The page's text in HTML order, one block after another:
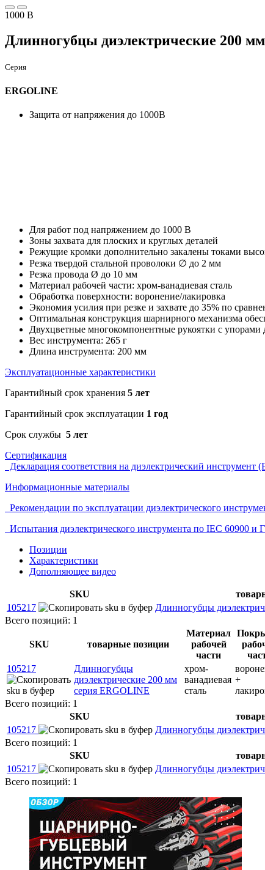
1000 В
Длинногубцы диэлектрические 200 мм
Серия
ERGOLINE
Защита от напряжения до 1000В
Для работ под напряжением до 1000 В
Зоны захвата для плоских и круглых деталей
Режущие кромки дополнительно закалены токами
Резка твердой стальной проволоки ∅ до 2 мм
Резка провода Ø до 10 мм
Материал рабочей части: хром-ванадиевая сталь
Обработка поверхности: воронение/лакировка
Экономия усилия при резке и захвате до 35% по
Оптимальная конструкция шарнирного механизма
Двухцветные многокомпонентные рукоятки с упорами
Вес инструмента: 265 г
Длина инструмента: 200 мм
Эксплуатационные характеристики
Гарантийный срок хранения 5 лет
Гарантийный срок эксплуатации 1 год
Срок службы 5 лет
Сертификация
Декларация соответствия на диэлектрический инструмент
Информационные материалы
Рекомендации по эксплуатации диэлектрического
Испытания диэлектрического инструмента по IEC 60900 и
Позиции
Характеристики
Дополняющее видео
SKU
105217
Длинногубцы
Всего позиций: 1
SKU товарные позиции
Материал
рабочей
части
105217
Длинногубцы
диэлектрические 200 мм
серия ERGOLINE
хром-
ванадиевая
сталь
+
Всего позиций: 1
SKU
105217
Длинногубцы
Всего позиций: 1
SKU
105217
Длинногубцы
Всего позиций: 1